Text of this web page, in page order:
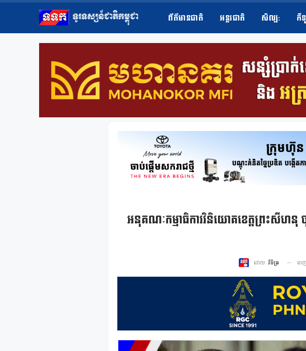
ព័ត៌មានជាតិ អន្តរជាតិ សិល្ប​: កី
អនុគណៈកម្មាធិការវិនិយោគខេត្តព្រះសីហនុ
ដោយ វិចិត្រ ចេ